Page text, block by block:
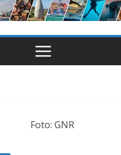
Foto: GNR